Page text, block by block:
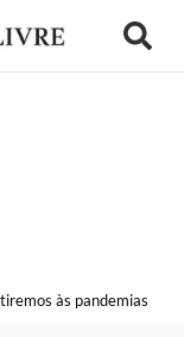
às pandemias